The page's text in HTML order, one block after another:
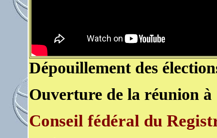
Dépouillement des
Ouverture de la réunion à
Conseil fédéral du